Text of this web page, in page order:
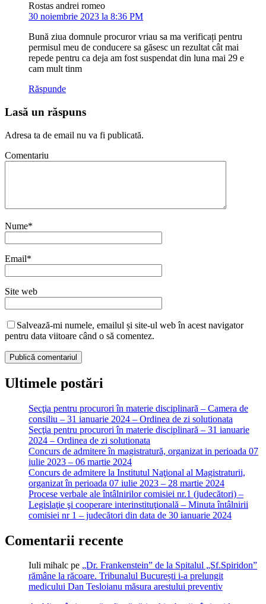
Rostas andrei romeo
30 noiembrie 2023 la 8:36 PM
Bună ziua domnule procuror vriau sa ma verificați pentru
permisul meu de conducere sa găsesc un rezultat cât mai
repede pentru ca deja am fost suspendat din luna mai 29 e
cam mult tinm
Răspunde
Lasă un răspuns
Adresa ta de email nu va fi publicată.
Comentariu
Nume*
Email*
Site web
Salvează-mi numele, emailul și site-ul web în acest navigator
pentru data viitoare când o să comentez.
Ultimele postări
Secţia pentru procurori în materie disciplinară – Camera de
consiliu – 31 ianuarie 2024 – Ordinea de zi solutionata
Secţia pentru procurori în materie disciplinară – 31 ianuarie
2024 – Ordinea de zi solutionata
Concurs de admitere în magistratură, organizat in perioada 07
iulie 2023 – 06 martie 2024
Concurs de admitere la Institutul Naţional al Magistraturii,
organizat în perioada 07 iulie 2023 – 28 martie 2024
Procese verbale ale întâlnirilor comisiei nr.1 (judecători) –
Legislaţie şi cooperare interinstituţională – Minuta întâlnirii
comisiei nr 1 – judecători din data de 30 ianuarie 2024
Comentarii recente
Iuli mihalc pe „Dr. Frankenstein” de la Spitalul „Sf.Spiridon”
rămâne la răcoare. Tribunalul București i-a prelungit
medicului Dan Tesloianu măsura arestului preventiv